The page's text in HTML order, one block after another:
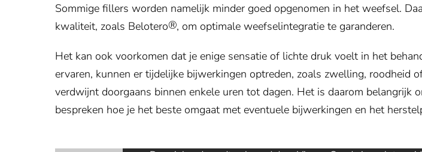
Sommige fillers worden namelijk minder goed opgenomen in het weefsel.
kwaliteit, zoals Belotero®, om optimale weefselintegratie te garanderen.
Het kan ook voorkomen dat je enige sensatie of lichte druk voelt in het
ervaren, kunnen er tijdelijke bijwerkingen optreden, zoals zwelling, roodheid
verdwijnt doorgaans binnen enkele uren tot dagen. Het is daarom belangrijk
bespreken hoe je het beste omgaat met eventuele bijwerkingen en het